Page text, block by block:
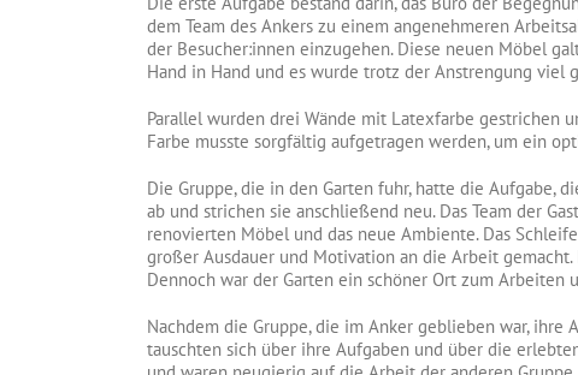
dem Team des Ankers zu einem angenehmeren
der Besucher:innen einzugehen. Diese neuen Möbel
Hand in Hand und es wurde trotz der Anstrengung viel
Parallel wurden drei Wände mit Latexfarbe gestrichen
Farbe musste sorgfältig aufgetragen werden, um ein
Die Gruppe, die in den Garten fuhr, hatte die Aufgabe,
ab und strichen sie anschließend neu. Das Team der
renovierten Möbel und das neue Ambiente. Das
großer Ausdauer und Motivation an die Arbeit
Dennoch war der Garten ein schöner Ort zum
Nachdem die Gruppe, die im Anker geblieben war,
tauschten sich über ihre Aufgaben und über die